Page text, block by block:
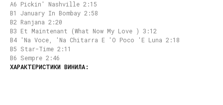
A6 Pickin' Nashville 2:15
B1 January In Bombay 2:58
B2 Ranjana 2:20
B3 Et Maintenant (What Now My Love ) 3:12
B4 'Na Voce, 'Na Chitarra E 'O Poco 'E Luna 2:18
B5 Star-Time 2:11
B6 Sempre 2:46